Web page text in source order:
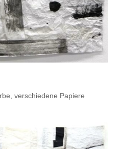
verschiedene Papiere